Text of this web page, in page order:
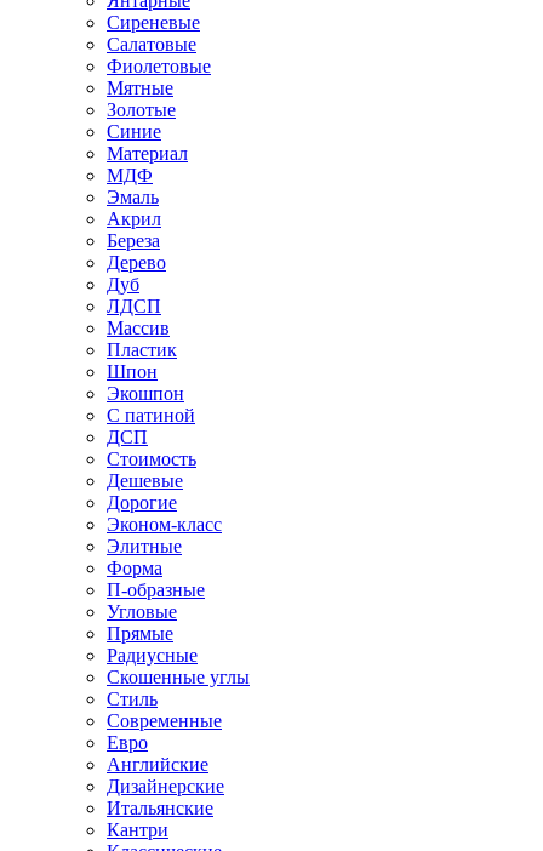
Сиреневые
Салатовые
Фиолетовые
Мятные
Золотые
Синие
Материал
МДФ
Эмаль
Акрил
Береза
Дерево
Дуб
ЛДСП
Массив
Пластик
Шпон
Экошпон
С патиной
ДСП
Стоимость
Дешевые
Дорогие
Эконом-класс
Элитные
Форма
П-образные
Угловые
Прямые
Радиусные
Скошенные углы
Стиль
Современные
Евро
Английские
Дизайнерские
Итальянские
Кантри